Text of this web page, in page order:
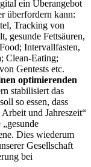
ein Überangebot
überfordern kann:
Tracking von
gesunde Fettsäuren,
Intervallfasten,
Clean-Eating;
Gentests etc.
optimierenden
stabilisiert das
so essen, dass
und Jahreszeit“
Dies wiederum
Gesellschaft
bei